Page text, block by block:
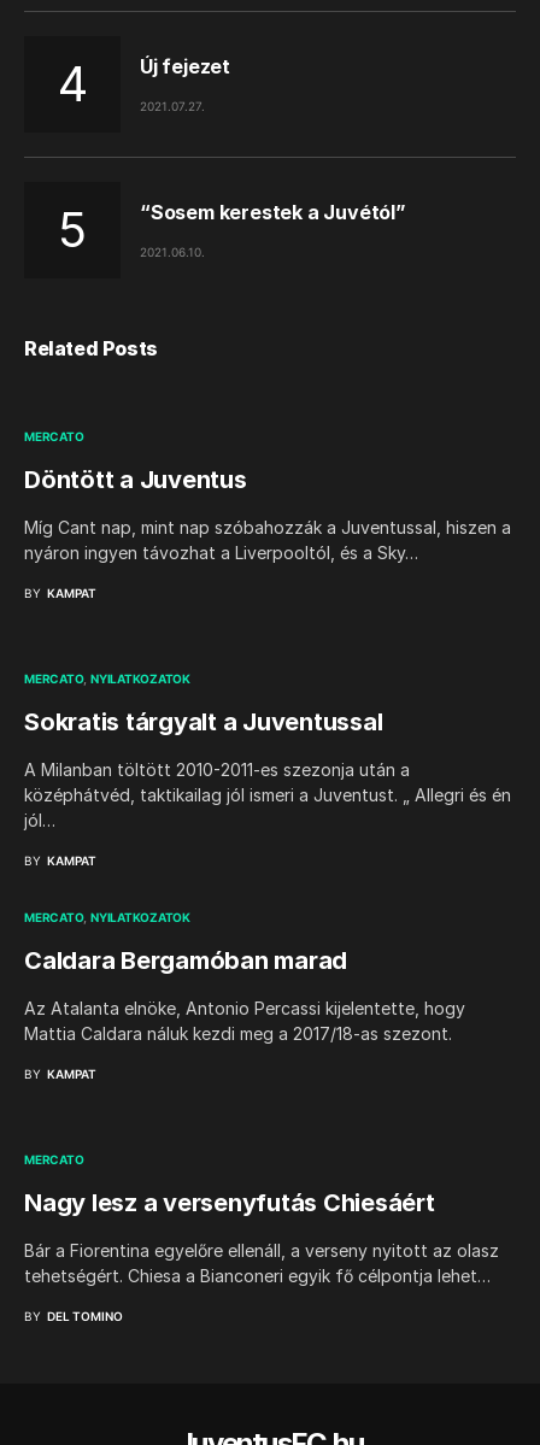
Új fejezet
2021.07.27.
“Sosem kerestek a Juvétól”
2021.06.10.
Related Posts
MERCATO
Döntött a Juventus
Míg Cant nap, mint nap szóbahozzák a Juventussal, hiszen a
nyáron ingyen távozhat a Liverpooltól, és a Sky…
BY KAMPAT
MERCATO NYILATKOZATOK
Sokratis tárgyalt a Juventussal
A Milanban töltött 2010-2011-es szezonja után a
középhátvéd, taktikailag jól ismeri a Juventust. „ Allegri és én
jól…
BY KAMPAT
MERCATO NYILATKOZATOK
Caldara Bergamóban marad
Az Atalanta elnöke, Antonio Percassi kijelentette, hogy
Mattia Caldara náluk kezdi meg a 2017/18-as szezont.
BY KAMPAT
MERCATO
Nagy lesz a versenyfutás Chiesáért
Bár a Fiorentina egyelőre ellenáll, a verseny nyitott az olasz
tehetségért. Chiesa a Bianconeri egyik fő célpontja lehet…
BY DEL TOMINO